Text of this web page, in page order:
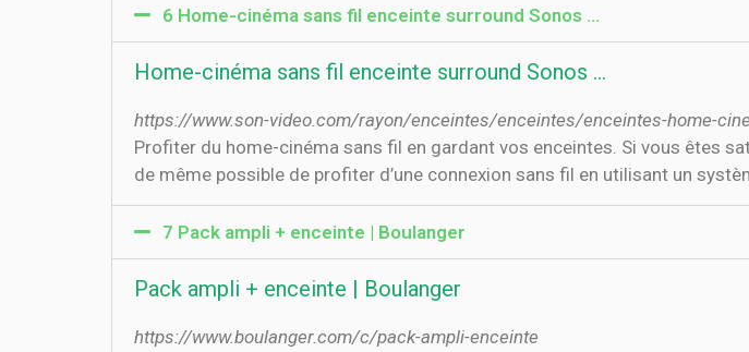
6 Home-cinéma sans fil enceinte surround Sonos …
Home-cinéma sans fil enceinte surround Sonos …
https://www.son-video.com/rayon/enceintes/enceintes/enceintes-home-
Profiter du home-cinéma sans fil en gardant vos enceintes. Si vous êtes
de même possible de profiter d’une connexion sans fil en utilisant un
7 Pack ampli + enceinte | Boulanger
Pack ampli + enceinte | Boulanger
https://www.boulanger.com/c/pack-ampli-enceinte